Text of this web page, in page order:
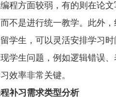
程方面较弱，有的则在论
不是进行统一教学。此外
学生，可以灵活安排学习
学生问题，例如逻辑错误
效率非常关键。
补习需求类型分析